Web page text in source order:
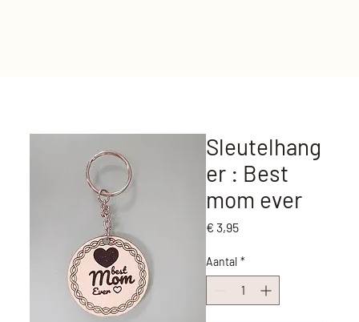
Sleutelhang
er : Best
mom ever
€ 3,95Prijs
Aantal *